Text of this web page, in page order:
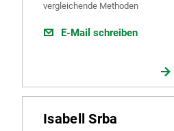
vergleichende Methoden
E-Mail schreiben
Isabell Srba